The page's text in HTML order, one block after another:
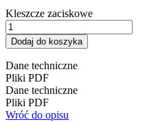
Kleszcze zaciskowe
Dodaj do koszyka
Dane techniczne
Pliki PDF
Dane techniczne
Pliki PDF
Wróć do opisu